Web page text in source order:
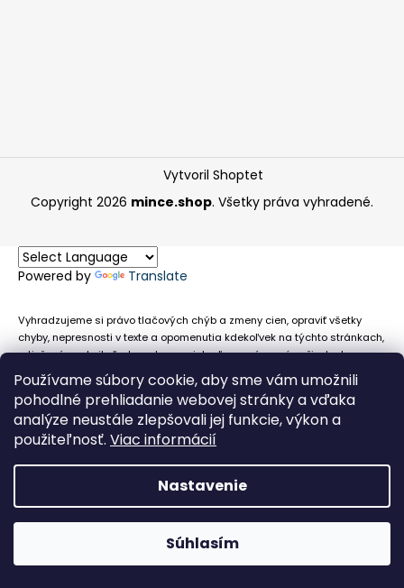
Používame súbory cookie, aby sme vám umožnili
pohodlné prehliadanie webovej stránky a vďaka
analýze neustále zlepšovali jej funkcie, výkon a
použiteľnosť. Viac informácií
Nastavenie
Súhlasím
Vytvoril Shoptet
Copyright 2026 mince.shop. Všetky práva vyhradené.
Messenger
Powered by Translate
Vyhradzujeme si právo tlačových chýb a zmeny cien, opraviť všetky
chyby, nepresnosti v texte a opomenutia kdekoľvek na týchto stránkach,
a tiež právo akejkoľvek osobe zamietnuť neoprávnenú požiadavku na
chybne uvedený text. Na stránkach sa môžu vyskytnúť technické
nepresnosti a typografické chyby alebo opomenutia v súvislosti s
informáciami zobrazenými na týchto stránkach, nevyplýva nám žiadna
povinnosť ani zodpovednosť v prípade, že sa spoliehajú na nepresné
informácie poskytované na týchto stránkach.